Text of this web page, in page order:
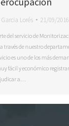
Lorés 21/09/2016
del servicio de
través de nuestro
es uno de los más
fácil y económico
a…